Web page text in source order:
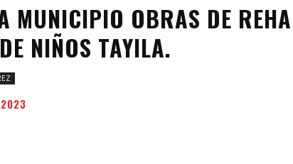
MUNICIPIO OBRAS DE
NIÑOS TAYILA.